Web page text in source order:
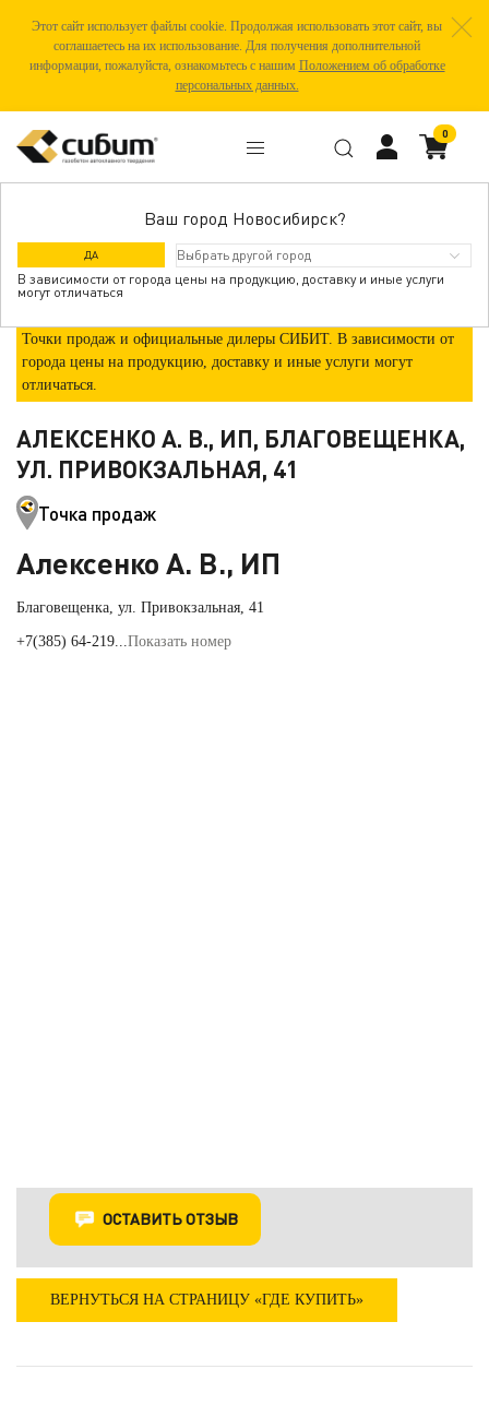
Этот сайт использует файлы cookie. Продолжая использовать этот сайт, вы
соглашаетесь на их использование. Для получения дополнительной
информации, пожалуйста, ознакомьтесь с нашим Положением об обработке
персональных данных.
Ваш город Новосибирск?
ДА
В зависимости от города цены на продукцию, доставку и иные услуги
могут отличаться
0
ГДЕ КУПИТЬ
Точки продаж и официальные дилеры СИБИТ. В зависимости от
города цены на продукцию, доставку и иные услуги могут
отличаться.
АЛЕКСЕНКО А. В., ИП, БЛАГОВЕЩЕНКА,
УЛ. ПРИВОКЗАЛЬНАЯ, 41
Точка продаж
Алексенко А. В., ИП
Благовещенка, ул. Привокзальная, 41
+7(385) 64-219...Показать номер
ОСТАВИТЬ ОТЗЫВ
ВЕРНУТЬСЯ НА СТРАНИЦУ «ГДЕ КУПИТЬ»